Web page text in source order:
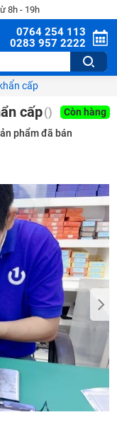
8h - 19h
0764 254 113
0283 957 2222
cấp
cấp()
Còn hàng
phẩm đã bán